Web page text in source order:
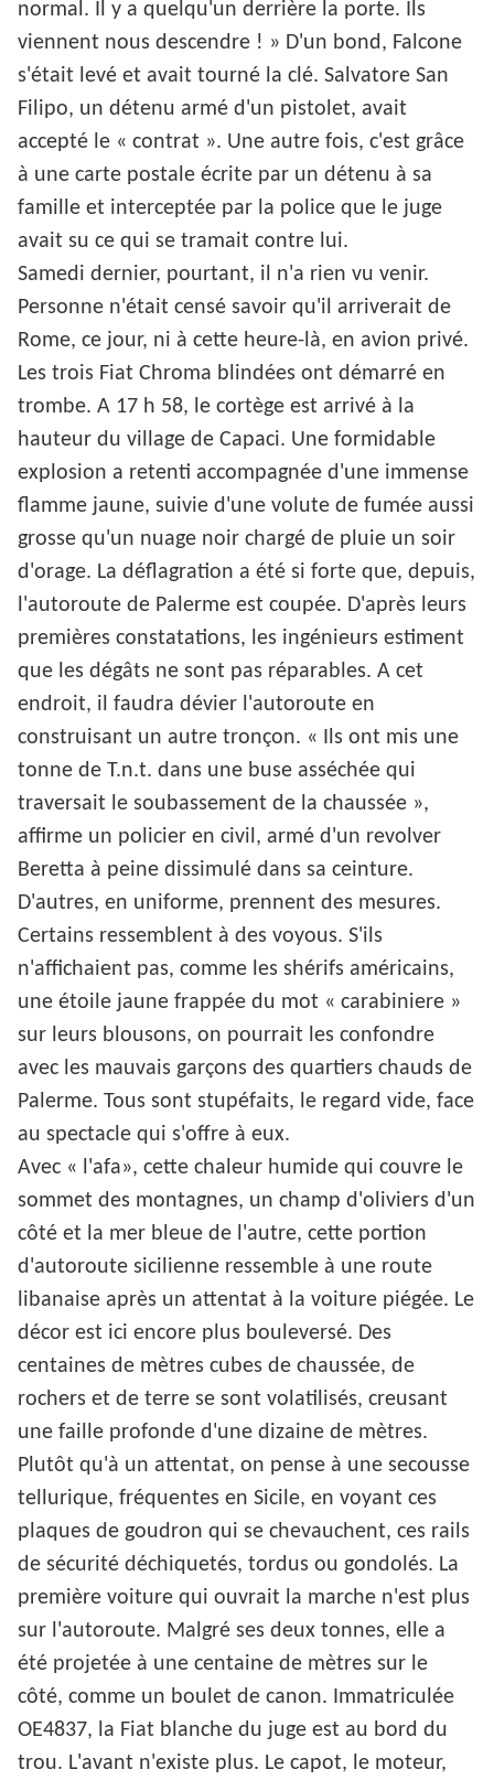
normal. Il y a quelqu'un derrière la porte. Ils
viennent nous descendre ! » D'un bond, Falcone
s'était levé et avait tourné la clé. Salvatore San
Filipo, un détenu armé d'un pistolet, avait
accepté le « contrat ». Une autre fois, c'est grâce
à une carte postale écrite par un détenu à sa
famille et interceptée par la police que le juge
avait su ce qui se tramait contre lui.
Samedi dernier, pourtant, il n'a rien vu venir.
Personne n'était censé savoir qu'il arriverait de
Rome, ce jour, ni à cette heure-là, en avion privé.
Les trois Fiat Chroma blindées ont démarré en
trombe. A 17 h 58, le cortège est arrivé à la
hauteur du village de Capaci. Une formidable
explosion a retenti accompagnée d'une immense
flamme jaune, suivie d'une volute de fumée aussi
grosse qu'un nuage noir chargé de pluie un soir
d'orage. La déflagration a été si forte que, depuis,
l'autoroute de Palerme est coupée. D'après leurs
premières constatations, les ingénieurs estiment
que les dégâts ne sont pas réparables. A cet
endroit, il faudra dévier l'autoroute en
construisant un autre tronçon. « Ils ont mis une
tonne de T.n.t. dans une buse asséchée qui
traversait le soubassement de la chaussée »,
affirme un policier en civil, armé d'un revolver
Beretta à peine dissimulé dans sa ceinture.
D'autres, en uniforme, prennent des mesures.
Certains ressemblent à des voyous. S'ils
n'affichaient pas, comme les shérifs américains,
une étoile jaune frappée du mot « carabiniere »
sur leurs blousons, on pourrait les confondre
avec les mauvais garçons des quartiers chauds de
Palerme. Tous sont stupéfaits, le regard vide, face
au spectacle qui s'offre à eux.
Avec « l'afa», cette chaleur humide qui couvre le
sommet des montagnes, un champ d'oliviers d'un
côté et la mer bleue de l'autre, cette portion
d'autoroute sicilienne ressemble à une route
libanaise après un attentat à la voiture piégée. Le
décor est ici encore plus bouleversé. Des
centaines de mètres cubes de chaussée, de
rochers et de terre se sont volatilisés, creusant
une faille profonde d'une dizaine de mètres.
Plutôt qu'à un attentat, on pense à une secousse
tellurique, fréquentes en Sicile, en voyant ces
plaques de goudron qui se chevauchent, ces rails
de sécurité déchiquetés, tordus ou gondolés. La
première voiture qui ouvrait la marche n'est plus
sur l'autoroute. Malgré ses deux tonnes, elle a
été projetée à une centaine de mètres sur le
côté, comme un boulet de canon. Immatriculée
OE4837, la Fiat blanche du juge est au bord du
trou. L'avant n'existe plus. Le capot, le moteur,